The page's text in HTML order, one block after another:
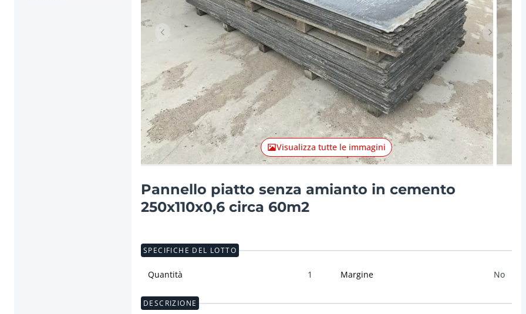
Articolo precedente Articolo
Visualizza tutte le immagini
Pannello piatto senza amianto in cemento
250x110x0,6 circa 60m2
SPECIFICHE DEL LOTTO
Quantità 1 Margine No
DESCRIZIONE